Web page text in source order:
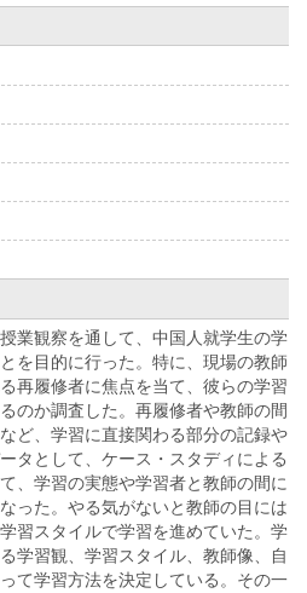
業観察を通して、中国人就学生の学
を目的に行った。特に、現場の教師
再履修者に焦点を当て、彼らの学習
のか調査した。再履修者や教師の間
ど、学習に直接関わる部分の記録や
タとして、ケース・スタディによる
、学習の実態や学習者と教師の間に
った。やる気がないと教師の目には
習スタイルで学習を進めていた。学
学習観、学習スタイル、教師像、自
て学習方法を決定している。その一